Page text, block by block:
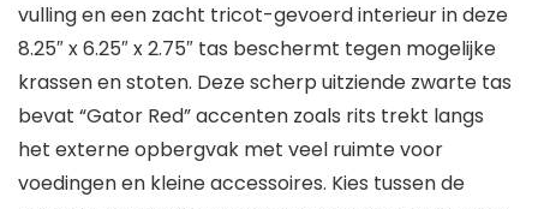
vulling en een zacht tricot-gevoerd interieur in deze
8.25″ x 6.25″ x 2.75″ tas beschermt tegen mogelijke
krassen en stoten. Deze scherp uitziende zwarte tas
bevat “Gator Red” accenten zoals rits trekt langs
het externe opbergvak met veel ruimte voor
voedingen en kleine accessoires. Kies tussen de